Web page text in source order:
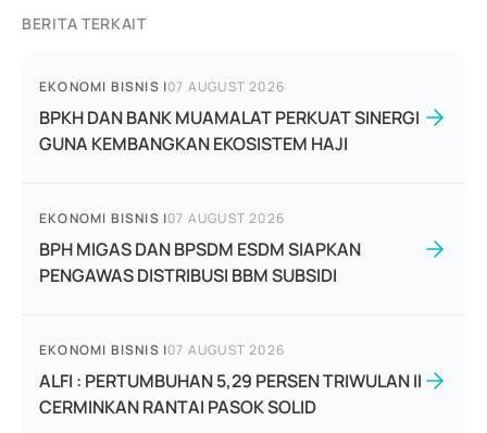
BERITA TERKAIT
EKONOMI BISNIS |07 AUGUST 2026
BPKH DAN BANK MUAMALAT PERKUAT SINERGI
GUNA KEMBANGKAN EKOSISTEM HAJI
EKONOMI BISNIS |07 AUGUST 2026
BPH MIGAS DAN BPSDM ESDM SIAPKAN
PENGAWAS DISTRIBUSI BBM SUBSIDI
EKONOMI BISNIS |07 AUGUST 2026
ALFI : PERTUMBUHAN 5,29 PERSEN TRIWULAN II
CERMINKAN RANTAI PASOK SOLID